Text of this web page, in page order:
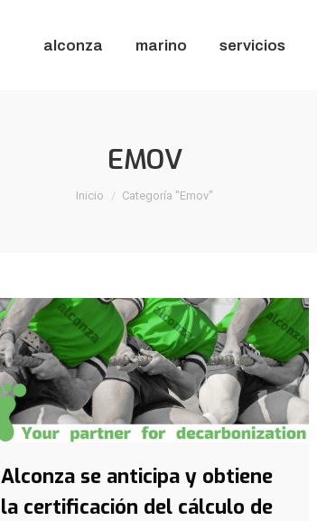
alconza marino servicios
EMOV
Estás aquí:
Inicio Categoría "Emov"
Alconza se anticipa y obtiene
la certificación del cálculo de